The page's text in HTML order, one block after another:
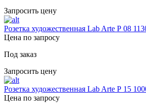
Запросить цену
Розетка художественная Lab Arte Р 08
Цена по запросу
Под заказ
Запросить цену
Розетка художественная Lab Arte Р 15
Цена по запросу